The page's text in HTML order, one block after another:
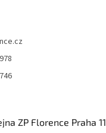
ZP Florence Praha 11